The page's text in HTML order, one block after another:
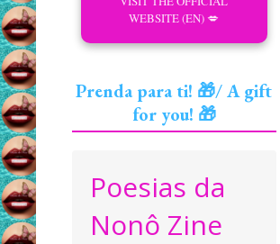
WEBSITE (EN) 💋
Prenda para ti! 🎁/ A gift
for you! 🎁
Poesias da
Nonô Zine